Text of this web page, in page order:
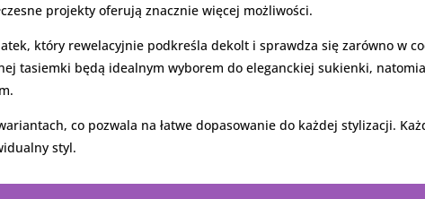
projekty oferują znacznie więcej możliwości.
który rewelacyjnie podkreśla dekolt i sprawdza się zarówno w
tasiemki będą idealnym wyborem do eleganckiej sukienki,
co pozwala na łatwe dopasowanie do każdej stylizacji.
styl.